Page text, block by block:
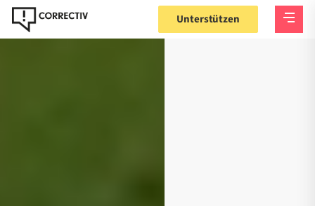
Unterstützen